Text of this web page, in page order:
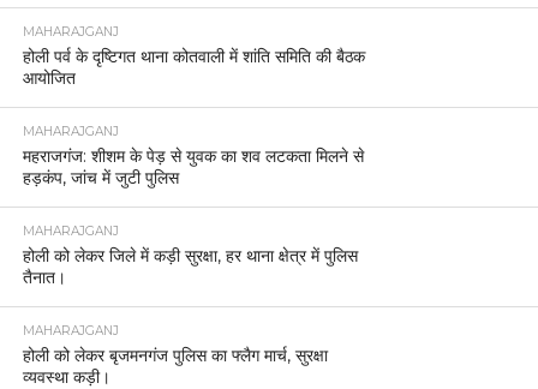
MAHARAJGANJ
होली पर्व के दृष्टिगत थाना कोतवाली में शांति समिति की बैठक
आयोजित
MAHARAJGANJ
महराजगंज: शीशम के पेड़ से युवक का शव लटकता मिलने से
हड़कंप, जांच में जुटी पुलिस
MAHARAJGANJ
होली को लेकर जिले में कड़ी सुरक्षा, हर थाना क्षेत्र में पुलिस
तैनात।
MAHARAJGANJ
होली को लेकर बृजमनगंज पुलिस का फ्लैग मार्च, सुरक्षा
व्यवस्था कड़ी।